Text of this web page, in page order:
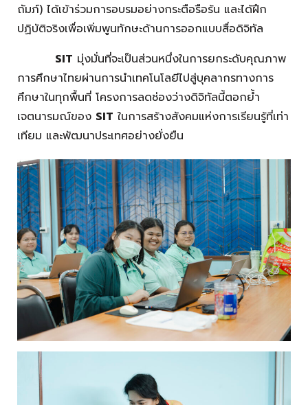
ถัมภ์) ได้เข้าร่วมการอบรมอย่างกระตือรือร้น และได้ฝึก
ปฏิบัติจริงเพื่อเพิ่มพูนทักษะด้านการออกแบบสื่อดิจิทัล
SIT มุ่งมั่นที่จะเป็นส่วนหนึ่งในการยกระดับคุณภาพ
การศึกษาไทยผ่านการนำเทคโนโลยีไปสู่บุคลากรทางการ
ศึกษาในทุกพื้นที่ โครงการลดช่องว่างดิจิทัลนี้ตอกย้ำ
เจตนารมณ์ของ SIT ในการสร้างสังคมแห่งการเรียนรู้ที่เท่า
เทียม และพัฒนาประเทศอย่างยั่งยืน